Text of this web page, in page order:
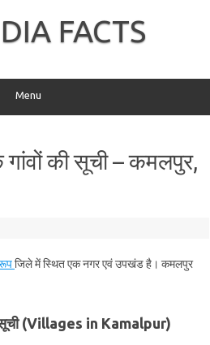
FACTS
Menu
की सूची – कमलपुर,
जिले में स्थित एक नगर एवं उपखंड है। कमलपुर
(Villages in Kamalpur)